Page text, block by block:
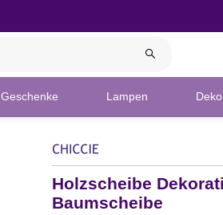
Geschenke Lampen
Holzscheibe
Baumscheibe